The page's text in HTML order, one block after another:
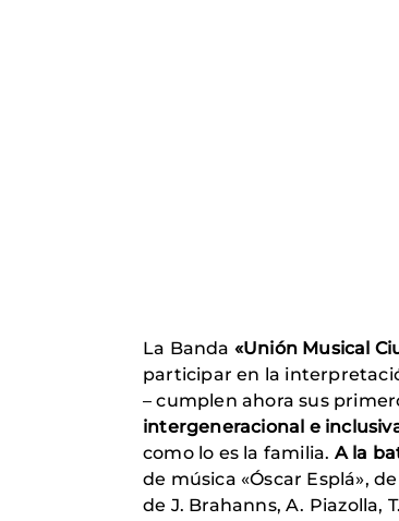
La Banda «Unión Musical
participar en la
– cumplen ahora sus
intergeneracional e
como lo es la familia. A la
de música «Óscar Esplá»,
de J. Brahanns, A. Piazolla,